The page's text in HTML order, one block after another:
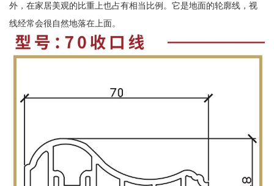
外，在家居美观的比重上也占有相当比例。它是地面的轮廓线，视
线经常会很自然地落在上面。